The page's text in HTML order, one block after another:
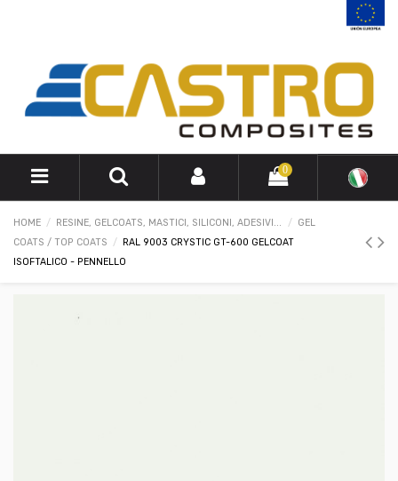
0
HOME RESINE, GELCOATS, MASTICI, SILICONI, ADESIVI...
GEL
COATS / TOP COATS
RAL 9003 CRYSTIC GT-600 GELCOAT
ISOFTALICO - PENNELLO